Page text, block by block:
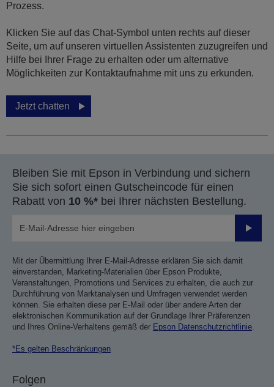
Prozess.
Klicken Sie auf das Chat-Symbol unten rechts auf dieser
Seite, um auf unseren virtuellen Assistenten zuzugreifen und
Hilfe bei Ihrer Frage zu erhalten oder um alternative
Möglichkeiten zur Kontaktaufnahme mit uns zu erkunden.
Jetzt chatten
Bleiben Sie mit Epson in Verbindung und sichern
Sie sich sofort einen Gutscheincode für einen
Rabatt von 10 %* bei Ihrer nächsten Bestellung.
Mit der Übermittlung Ihrer E-Mail-Adresse erklären Sie sich damit
einverstanden, Marketing-Materialien über Epson Produkte,
Veranstaltungen, Promotions und Services zu erhalten, die auch zur
Durchführung von Marktanalysen und Umfragen verwendet werden
können. Sie erhalten diese per E-Mail oder über andere Arten der
elektronischen Kommunikation auf der Grundlage Ihrer Präferenzen
und Ihres Online-Verhaltens gemäß der Epson Datenschutzrichtlinie.
*Es gelten Beschränkungen
Folgen